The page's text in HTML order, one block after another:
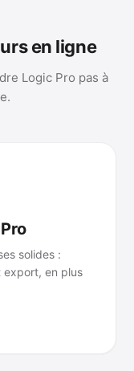
en ligne
Logic Pro pas à
solides :
export, en plus